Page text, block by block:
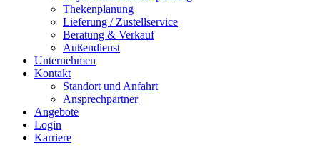
Thekenplanung
Lieferung / Zustellservice
Beratung & Verkauf
Außendienst
Unternehmen
Kontakt
Standort und Anfahrt
Ansprechpartner
Angebote
Login
Karriere